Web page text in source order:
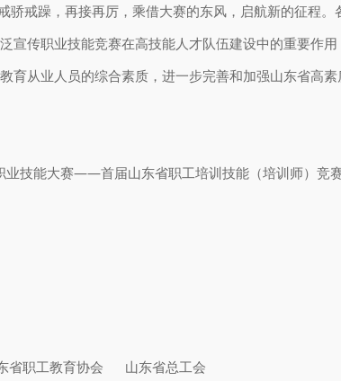
骄戒躁，再接再厉，乘借大赛的东风，启航新的征程
宣传职业技能竞赛在高技能人才队伍建设中的重要作
育从业人员的综合素质，进一步完善和加强山东省高
业技能大赛——首届山东省职工培训技能（培训师）竞
协会 山东省总工会